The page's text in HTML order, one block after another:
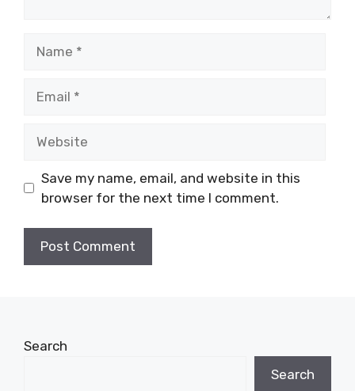
Save my name, email, and website in this
browser for the next time I comment.
Search
Search